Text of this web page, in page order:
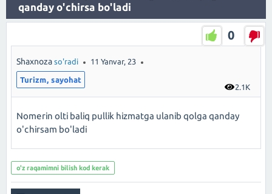
qanday o'chirsa bo'ladi
0
2.1K
Shaxnoza so'radi 11 Yanvar, 23
Turizm, sayohat
Nomerin olti baliq pullik hizmatga ulanib qolga qanday
o'chirsam bo'ladi
o'z raqamimni bilish kod kerak